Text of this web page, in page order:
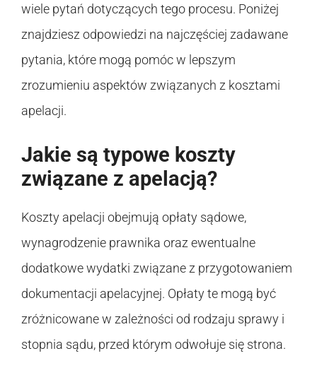
wiele pytań dotyczących tego procesu. Poniżej
znajdziesz odpowiedzi na najczęściej zadawane
pytania, które mogą pomóc w lepszym
zrozumieniu aspektów związanych z kosztami
apelacji.
Jakie są typowe koszty
związane z apelacją?
Koszty apelacji obejmują opłaty sądowe,
wynagrodzenie prawnika oraz ewentualne
dodatkowe wydatki związane z przygotowaniem
dokumentacji apelacyjnej. Opłaty te mogą być
zróżnicowane w zależności od rodzaju sprawy i
stopnia sądu, przed którym odwołuje się strona.